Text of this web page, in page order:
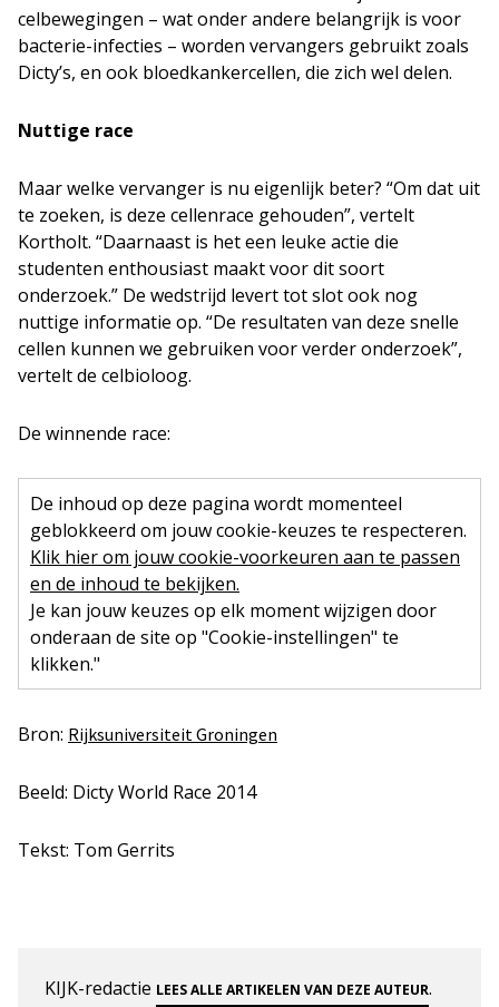
celbewegingen – wat onder andere belangrijk is voor
bacterie-infecties – worden vervangers gebruikt zoals
Dicty’s, en ook bloedkankercellen, die zich wel delen.
Nuttige race
Maar welke vervanger is nu eigenlijk beter? “Om dat uit
te zoeken, is deze cellenrace gehouden”, vertelt
Kortholt. “Daarnaast is het een leuke actie die
studenten enthousiast maakt voor dit soort
onderzoek.” De wedstrijd levert tot slot ook nog
nuttige informatie op. “De resultaten van deze snelle
cellen kunnen we gebruiken voor verder onderzoek”,
vertelt de celbioloog.
De winnende race:
De inhoud op deze pagina wordt momenteel
geblokkeerd om jouw cookie-keuzes te respecteren.
Klik hier om jouw cookie-voorkeuren aan te passen
en de inhoud te bekijken.
Je kan jouw keuzes op elk moment wijzigen door
onderaan de site op "Cookie-instellingen" te
klikken."
Bron: Rijksuniversiteit Groningen
Beeld: Dicty World Race 2014
Tekst: Tom Gerrits
KIJK-redactie LEES ALLE ARTIKELEN VAN DEZE AUTEUR.